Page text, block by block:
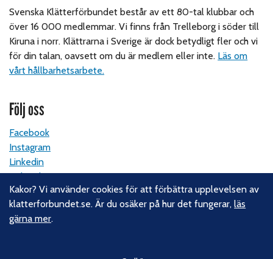
Svenska Klätterförbundet består av ett 80-tal klubbar och
över 16 000 medlemmar. Vi finns från Trelleborg i söder till
Kiruna i norr. Klättrarna i Sverige är dock betydligt fler och vi
för din talan, oavsett om du är medlem eller inte. Läs om
vårt hållbarhetsarbete.
Följ oss
Facebook
Instagram
Linkedin
Nyhetsbrev
Kontakt
Kakor? Vi använder cookies för att förbättra upplevelsen av
klatterforbundet.se. Är du osäker på hur det fungerar,läs
gärna mer.